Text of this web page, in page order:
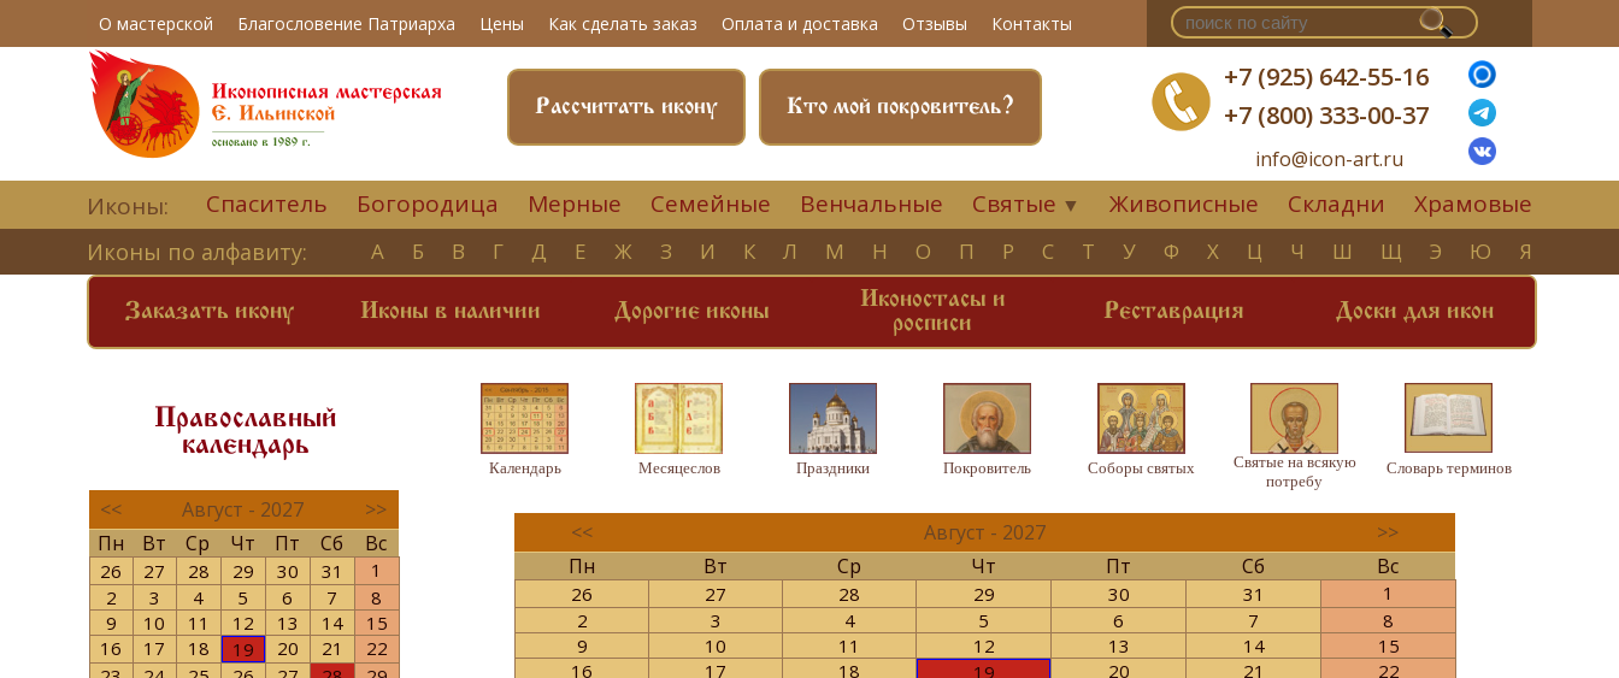
О мастерской Благословение Патриарха Цены Как сделать заказ Оплата и доставка Отзывы Контакты
+7 (925) 642-55-16
+7 (800) 333-00-37
info@icon-art.ru
Кто мой покровитель?
Рассчитать икону
Иконы: Спаситель Богородица Мерные Семейные Венчальные Святые ▼ Живописные Складни Храмовые
Иконы по алфавиту: А Б В Г Д Е Ж З И К Л М Н О П Р С Т У Ф Х Ц Ч Ш Щ Э Ю Я
Заказать икону Иконы в наличии Дорогие иконы
Иконостасы и
росписи
Реставрация Доски для икон
Православный
календарь
<< Август - 2027
>>
Пн
Вт Ср Чт Пт Сб Вс
26 27 28 29 30 31
1
2
3 4 5 6 7
8
9
10 11 12 13 14
15
16
17 18 19 20 21
22
Календарь Месяцеслов Праздники Покровитель Соборы святых
Святые на всякую
потребу
Словарь терминов
<< Август - 2027
>>
Пн
Вт Ср Чт Пт Сб Вс
26 27 28 29 30 31
1
2
3 4 5 6 7
8
9
10 11 12 13 14
15
16
17 18 19 20 21
22